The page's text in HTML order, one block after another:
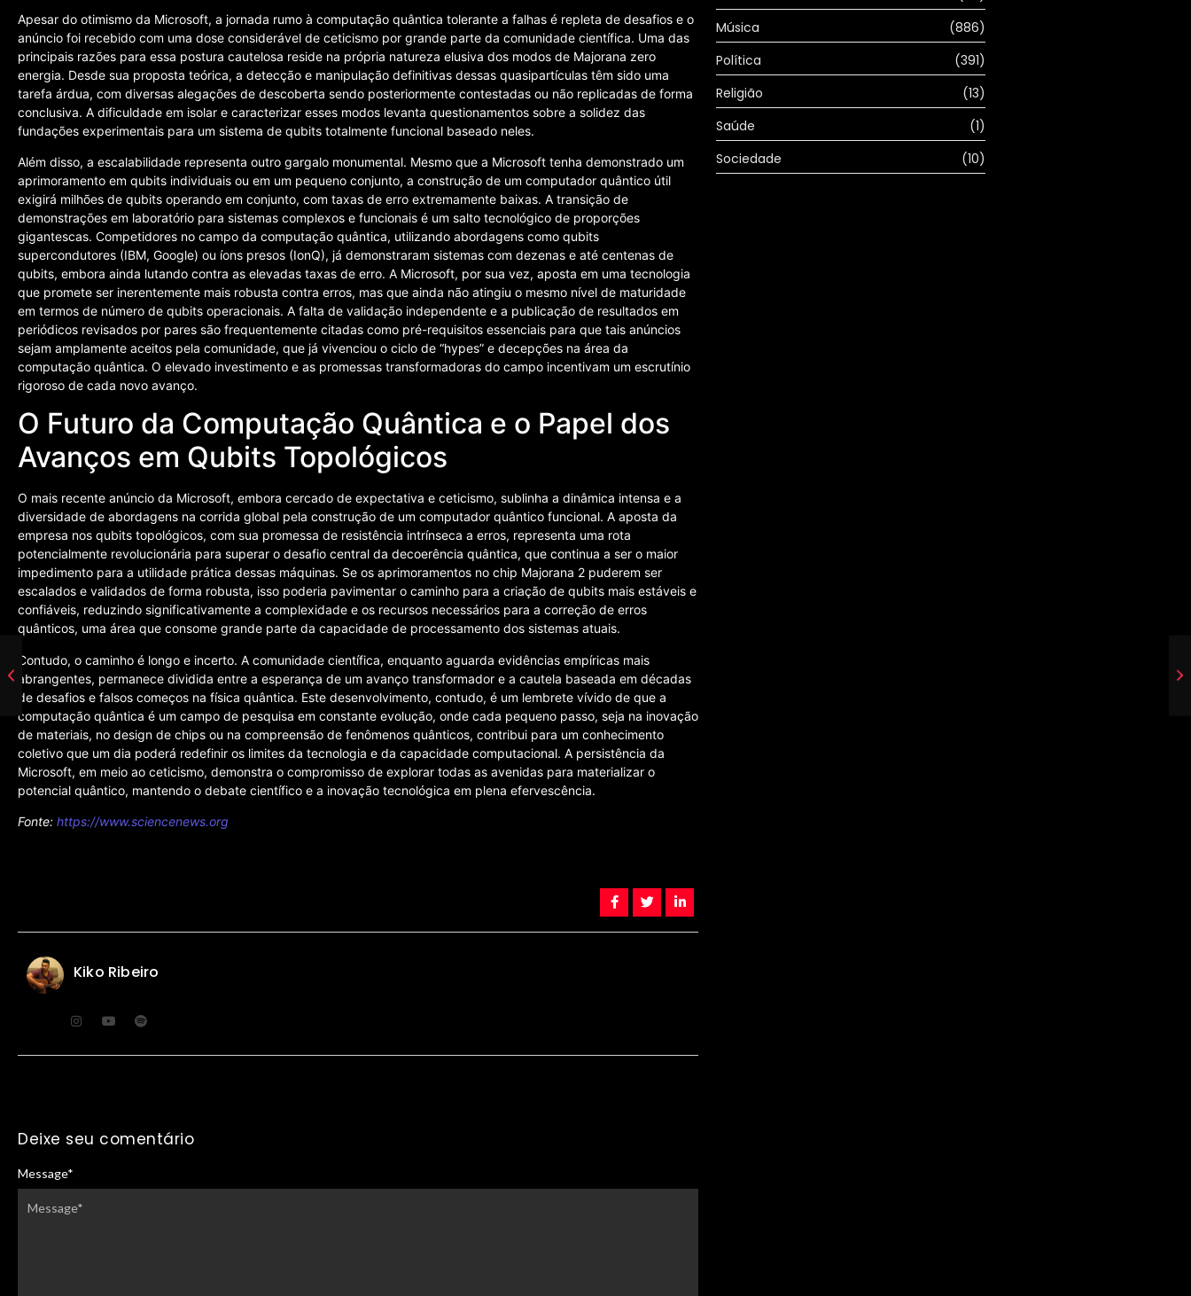
Apesar do otimismo da Microsoft, a jornada rumo à computação quântica tolerante a falhas é repleta de desafios e o
anúncio foi recebido com uma dose considerável de ceticismo por grande parte da comunidade científica. Uma das
principais razões para essa postura cautelosa reside na própria natureza elusiva dos modos de Majorana zero
energia. Desde sua proposta teórica, a detecção e manipulação definitivas dessas quasipartículas têm sido uma
tarefa árdua, com diversas alegações de descoberta sendo posteriormente contestadas ou não replicadas de forma
conclusiva. A dificuldade em isolar e caracterizar esses modos levanta questionamentos sobre a solidez das
fundações experimentais para um sistema de qubits totalmente funcional baseado neles.
Além disso, a escalabilidade representa outro gargalo monumental. Mesmo que a Microsoft tenha demonstrado um
aprimoramento em qubits individuais ou em um pequeno conjunto, a construção de um computador quântico útil
exigirá milhões de qubits operando em conjunto, com taxas de erro extremamente baixas. A transição de
demonstrações em laboratório para sistemas complexos e funcionais é um salto tecnológico de proporções
gigantescas. Competidores no campo da computação quântica, utilizando abordagens como qubits
supercondutores (IBM, Google) ou íons presos (IonQ), já demonstraram sistemas com dezenas e até centenas de
qubits, embora ainda lutando contra as elevadas taxas de erro. A Microsoft, por sua vez, aposta em uma tecnologia
que promete ser inerentemente mais robusta contra erros, mas que ainda não atingiu o mesmo nível de maturidade
em termos de número de qubits operacionais. A falta de validação independente e a publicação de resultados em
periódicos revisados por pares são frequentemente citadas como pré-requisitos essenciais para que tais anúncios
sejam amplamente aceitos pela comunidade, que já vivenciou o ciclo de “hypes” e decepções na área da
computação quântica. O elevado investimento e as promessas transformadoras do campo incentivam um escrutínio
rigoroso de cada novo avanço.
O Futuro da Computação Quântica e o Papel dos
Avanços em Qubits Topológicos
O mais recente anúncio da Microsoft, embora cercado de expectativa e ceticismo, sublinha a dinâmica intensa e a
diversidade de abordagens na corrida global pela construção de um computador quântico funcional. A aposta da
empresa nos qubits topológicos, com sua promessa de resistência intrínseca a erros, representa uma rota
potencialmente revolucionária para superar o desafio central da decoerência quântica, que continua a ser o maior
impedimento para a utilidade prática dessas máquinas. Se os aprimoramentos no chip Majorana 2 puderem ser
escalados e validados de forma robusta, isso poderia pavimentar o caminho para a criação de qubits mais estáveis e
confiáveis, reduzindo significativamente a complexidade e os recursos necessários para a correção de erros
quânticos, uma área que consome grande parte da capacidade de processamento dos sistemas atuais.
Contudo, o caminho é longo e incerto. A comunidade científica, enquanto aguarda evidências empíricas mais
abrangentes, permanece dividida entre a esperança de um avanço transformador e a cautela baseada em décadas
de desafios e falsos começos na física quântica. Este desenvolvimento, contudo, é um lembrete vívido de que a
computação quântica é um campo de pesquisa em constante evolução, onde cada pequeno passo, seja na inovação
de materiais, no design de chips ou na compreensão de fenômenos quânticos, contribui para um conhecimento
coletivo que um dia poderá redefinir os limites da tecnologia e da capacidade computacional. A persistência da
Microsoft, em meio ao ceticismo, demonstra o compromisso de explorar todas as avenidas para materializar o
potencial quântico, mantendo o debate científico e a inovação tecnológica em plena efervescência.
Fonte: https://www.sciencenews.org
Kiko Ribeiro
Deixe seu comentário
Message*
Música
(886)
Política
(391)
Religião
(13)
Saúde
(1)
Sociedade
(10)